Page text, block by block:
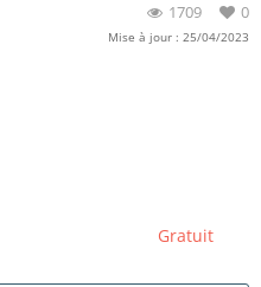
0
1709
Mise à jour : 25/04/2023
Gratuit